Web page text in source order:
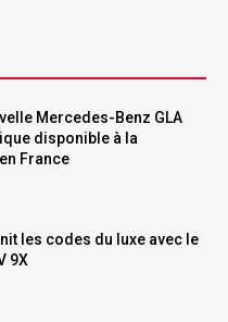
Mercedes-Benz GLA
disponible à la
France
les codes du luxe avec le
9X